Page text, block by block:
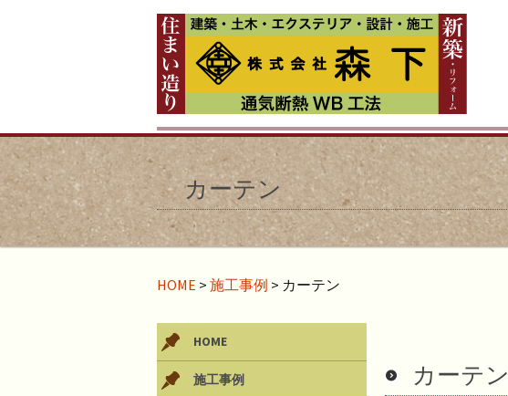
カーテン
HOME > 施工事例 > カーテン
カーテン
HOME
施工事例